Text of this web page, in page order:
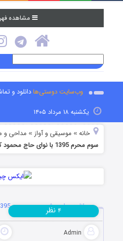
مشاهده
وب‌سایت دوستی‌هادانلود و
یکشنبه ۱۸ مرداد ۱۴۰۵
خانه » موسیقی و آواز » مداحی و
سوم محرم 1395 با نوای حاج محمود کریمی
دانلود مراسم شب سوم محرم 1395 با نوای حاج محمود کریمی
Admin
۴ نظر